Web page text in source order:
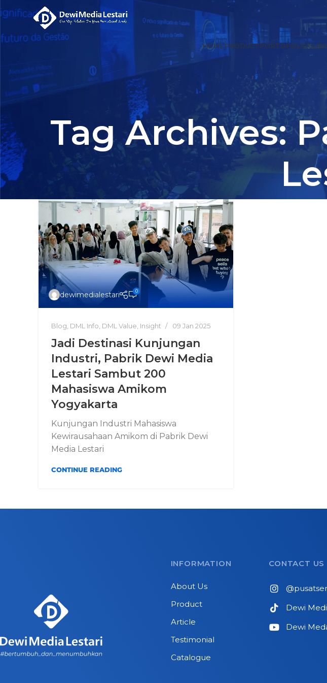
HOMEPRODUCTPORTOFOLIO
Tag Archives:
dewimedialestari 0
Blog DML Info DML Value Insight 09 Jan 2025
Jadi Destinasi Kunjungan
Industri, Pabrik Dewi Media
Lestari Sambut 200
Mahasiswa Amikom
Yogyakarta
Kunjungan Industri Mahasiswa
Kewirausahaan Amikom di Pabrik Dewi
Media Lestari
CONTINUE READING
INFORMATION
About Us
Product
Article
Testimonial
Catalogue
CONTACT US
Dewi
Dewi